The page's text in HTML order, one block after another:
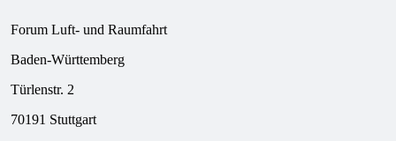
Forum Luft- und Raumfahrt
Baden-Württemberg
Türlenstr. 2
70191 Stuttgart